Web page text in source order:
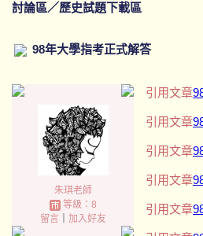
討論區／歷史試題下載區
98年大學指考正式解答
朱琪老師
等級：8
留言｜ 加入好友
引用文章
引用文章
引用文章
引用文章
引用文章